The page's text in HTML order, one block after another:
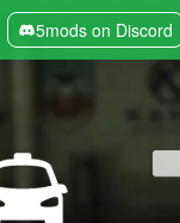
5mods on Discord